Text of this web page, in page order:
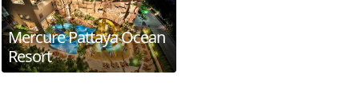
Mercure Pattaya Ocean
Resort